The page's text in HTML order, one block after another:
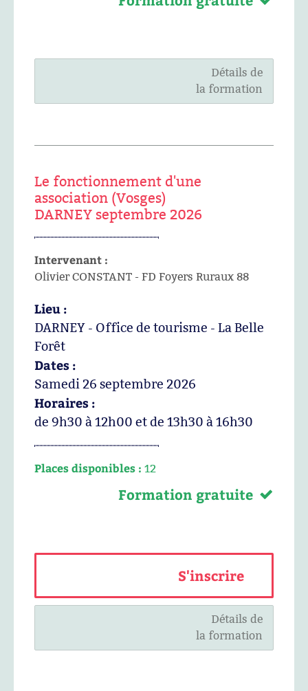
Détails de
la formation
Le fonctionnement d'une
association (Vosges)
DARNEY septembre 2026
Intervenant :
Olivier CONSTANT - FD Foyers Ruraux 88
Lieu :
DARNEY - Office de tourisme - La Belle
Forêt
Dates :
Samedi 26 septembre 2026
Horaires :
de 9h30 à 12h00 et de 13h30 à 16h30
Places disponibles : 12
Formation gratuite
S'inscrire
Détails de
la formation